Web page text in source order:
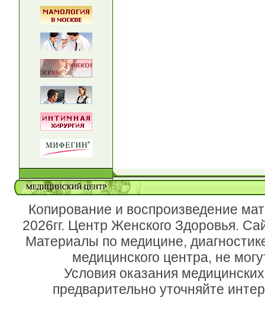
Копирование и воспроизведение
2026гг. Центр Женского Здоровья.
Материалы по медицине,
медицинского центра, не
Условия оказания
предварительно уточняйте